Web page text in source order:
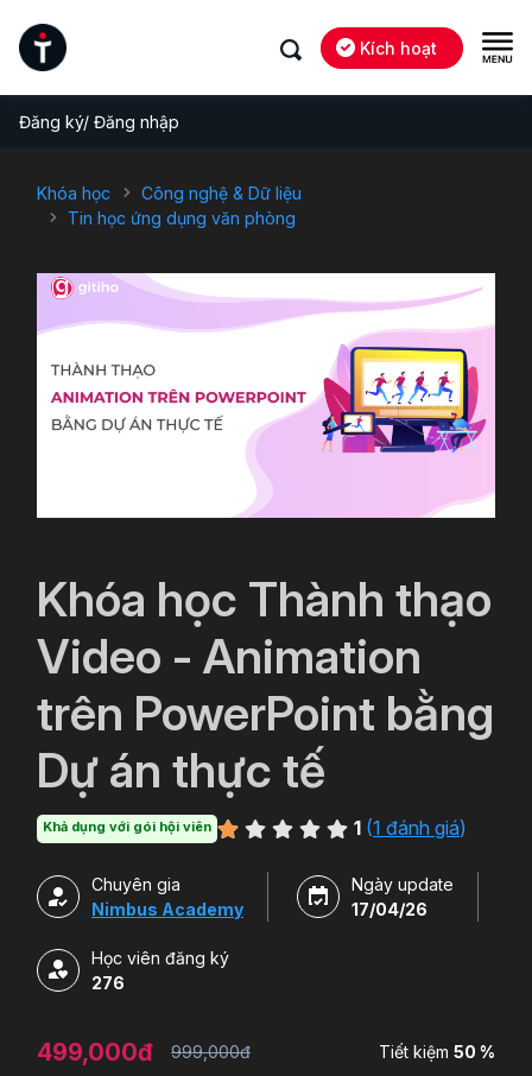
Kích hoạt
Đăng ký/ Đăng nhập
Khóa học
Công nghệ & Dữ liệu
Tin học ứng dụng văn phòng
Khóa học Thành thạo
Video - Animation
trên PowerPoint bằng
Dự án thực tế
Khả dụng với gói hội viên 1 (1 đánh giá)
Chuyên gia
Nimbus Academy
Ngày update
17/04/26
Học viên đăng ký
276
499,000đ 999,000đ Tiết kiệm 50 %